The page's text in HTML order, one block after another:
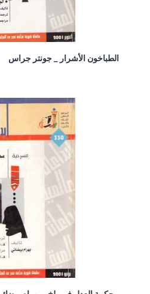
الطباخون الأشرار _ جونتر جراس